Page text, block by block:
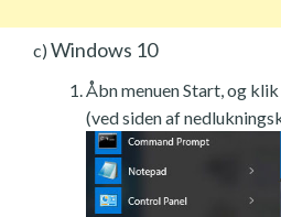
c) Windows 10
Åbn menuen Start, og
(ved siden af